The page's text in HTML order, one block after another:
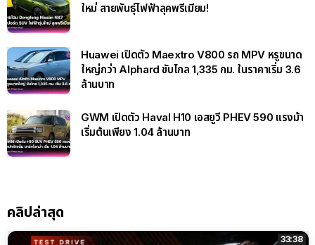
ใหม่ สายพันธุ์ไฟฟ้าลุคพรีเมียม!
Huawei เปิดตัว Maextro V800 รถ MPV หรูขนาด
ใหญ่กว่า Alphard ขับไกล 1,335 กม. ในราคาเริ่ม 3.6
ล้านบาท
GWM เปิดตัว Haval H10 เอสยูวี PHEV 590 แรงม้า
เริ่มต้นเพียง 1.04 ล้านบาท
คลิปล่าสุด
33:38